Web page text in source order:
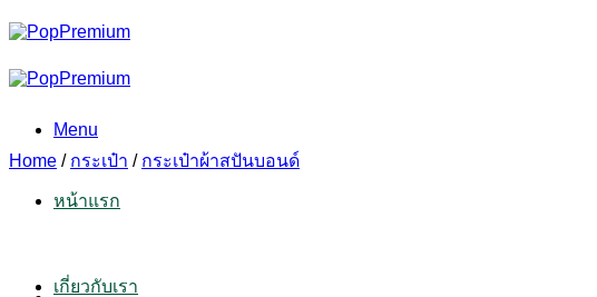
to
Menu
หน้าแรก
เกี่ยวกับเรา
Home / กระเป๋า / กระเป๋าผ้าสปันบอนด์